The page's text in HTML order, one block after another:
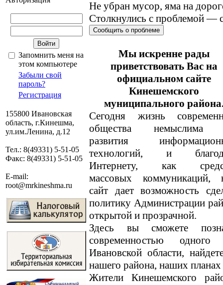
Запомнить меня на
этом компьютере
Забыли свой
пароль?
Регистрация
155800 Ивановская
область, г.Кинешма,
ул.им.Ленина, д.12
Тел.: 8(49331) 5-51-05
Факс: 8(49331) 5-51-05
E-mail:
root@mrkineshma.ru
Не убран мусор, яма на
Столкнулись с проблемой —
Сообщить о проблеме
Мы искренне рады
приветствовать Вас на
официальном сайте
Кинешемского
муниципального
Сегодня жизнь
общества немыслима
развития
технологий, и
Интернету, как
массовых коммуникаций,
сайт дает возможность
политику Администрации
открытой и прозрачной.
Здесь вы сможете
современностью
Ивановской области,
нашего района, наших
Жители Кинешемского